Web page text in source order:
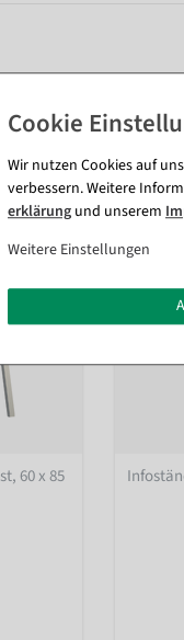
60 x 85
Wir nutzen Cookies auf
verbessern. Weitere
erklärung und unserem
Weitere Einstellungen